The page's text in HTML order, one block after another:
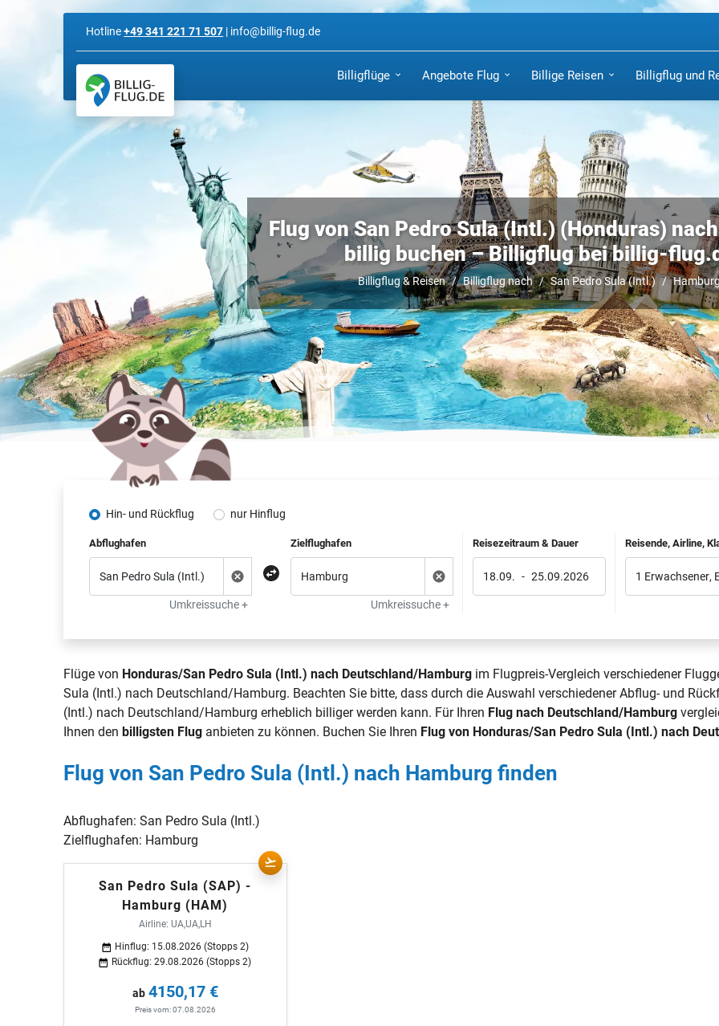
Hotline+49 341 221 71 507 | info@billig-flug.de
Billigflüge Angebote Flug Billige Reisen Billigflug und
Flug von San Pedro Sula (Intl.) (Honduras)
billig buchen – Billigflug bei billig-
Billigflug & Reisen Billigflug nach San Pedro Sula (Intl.)
Hin- und Rückflug nur Hinflug
Abflughafen
Umkreissuche +
Zielflughafen
Umkreissuche +
Reisezeitraum & Dauer
18.09. - 25.09.2026
Reisende, Airline,
1 Erwachsener,
Flüge von Honduras/San Pedro Sula (Intl.) nach Deutschland/Hamburg im Flugpreis-Vergleich verschiedener
Sula (Intl.) nach Deutschland/Hamburg. Beachten Sie bitte, dass durch die Auswahl verschiedener Abflug- und
(Intl.) nach Deutschland/Hamburg erheblich billiger werden kann. Für Ihren Flug nach Deutschland/Hamburg
Ihnen denbilligsten Flug anbieten zu können. Buchen Sie Ihren Flug von Honduras/San Pedro Sula (Intl.) nach
Flug von San Pedro Sula (Intl.) nach Hamburg finden
Abflughafen:San Pedro Sula (Intl.)
Zielflughafen: Hamburg
San Pedro Sula (SAP) -
Hamburg (HAM)
Airline: UA,UA,LH
Hinflug: 15.08.2026 (Stopps 2)
Rückflug: 29.08.2026 (Stopps 2)
ab 4150,17 €
Preis vom: 07.08.2026